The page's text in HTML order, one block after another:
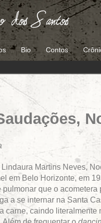
Bio Contos
Martins Neves,
em Belo Horizonte, em
pulmonar que o acometera
a se internar na Santa
carne, caindo literalmente